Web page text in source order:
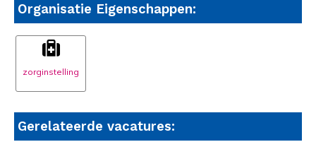
Organisatie Eigenschappen:
zorginstelling
Gerelateerde vacatures: